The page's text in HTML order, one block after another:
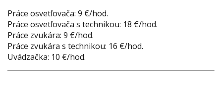
Práce osvetľovača: 9 €/hod.
Práce osvetľovača s technikou: 18 €/hod.
Práce zvukára: 9 €/hod.
Práce zvukára s technikou: 16 €/hod.
Uvádzačka: 10 €/hod.